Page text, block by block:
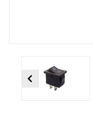
Previous